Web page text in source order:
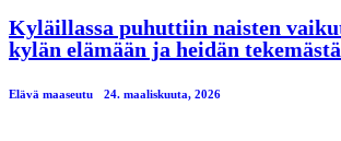
Kyläillassa puhuttiin naisten
kylän elämään ja heidän
Elävä maaseutu 24. maaliskuuta, 2026